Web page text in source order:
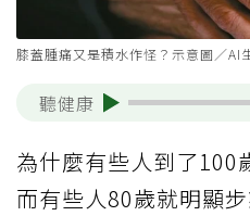
膝蓋腫痛又是積水作怪？示意圖／AI
聽健康
為什麼有些人到了100
而有些人80歲就明顯